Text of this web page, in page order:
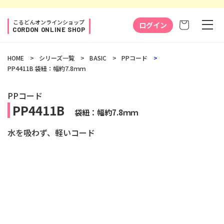
ンツに
進む
こるどんオンラインショップ
CORDON ONLINE SHOP
ログイン
ー
HOME シリーズ一覧 BASIC
PPコード
PP4411B 袋紐：幅約7.8ｍｍ
PPコード
PP4411B 袋紐：幅約7.8ｍｍ
水を吸わず、軽いコード